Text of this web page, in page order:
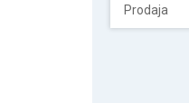
Prodaja